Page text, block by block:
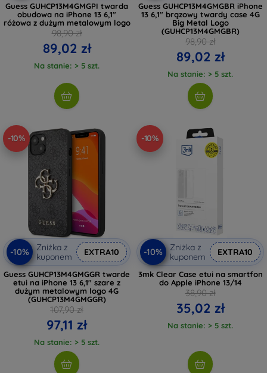
Guess GUHCP13M4GMGPI twarda
obudowa na iPhone 13 6,1"
różowa z dużym metalowym logo
98,90 zł
89,02 zł
Na stanie: > 5 szt.
Guess GUHCP13M4GMGBR iPhone
13 6,1" brązowy twardy case 4G
Big Metal Logo
(GUHCP13M4GMGBR)
98,90 zł
89,02 zł
Na stanie: > 5 szt.
-10%
-10%
Zniżka z
kuponem
EXTRA10
Guess GUHCP13M4GMGGR twarde
etui na iPhone 13 6,1" szare z
dużym metalowym logo 4G
(GUHCP13M4GMGGR)
107,90 zł
97,11 zł
Na stanie: > 5 szt.
-10%
-10%
Zniżka z
kuponem
EXTRA10
3mk Clear Case etui na smartfon
do Apple iPhone 13/14
38,90 zł
35,02 zł
Na stanie: > 5 szt.